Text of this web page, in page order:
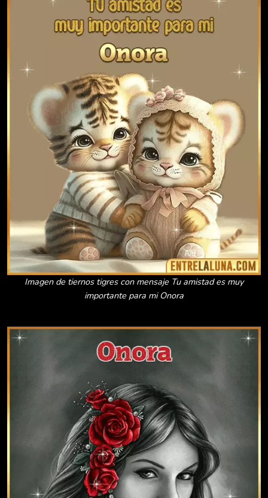
Imagen de tiernos tigres con mensaje Tu amistad es muy
importante para mi Onora